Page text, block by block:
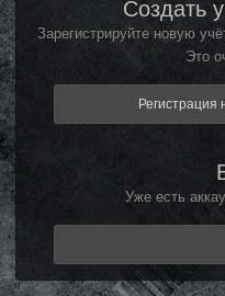
Создать
Зарегистрируйте новую
Это
Регистрация
Уже есть